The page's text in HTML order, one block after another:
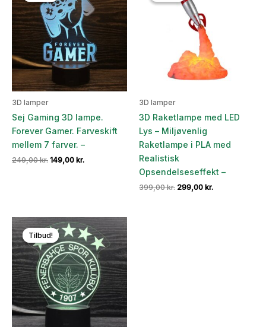
3D lamper
Sej Gaming 3D lampe.
Forever Gamer. Farveskift
mellem 7 farver. –
249,00kr. Den
149,00 kr.Den
3D lamper
3D Raketlampe med LED
Lys – Miljøvenlig
Raketlampe i PLA med
Realistisk
Opsendelseseffekt –
399,00kr. Den
299,00 kr.Den
Tilbud!
Tilbud!